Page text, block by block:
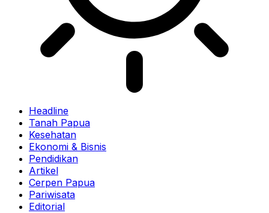
Headline
Tanah Papua
Kesehatan
Ekonomi & Bisnis
Pendidikan
Artikel
Cerpen Papua
Pariwisata
Editorial